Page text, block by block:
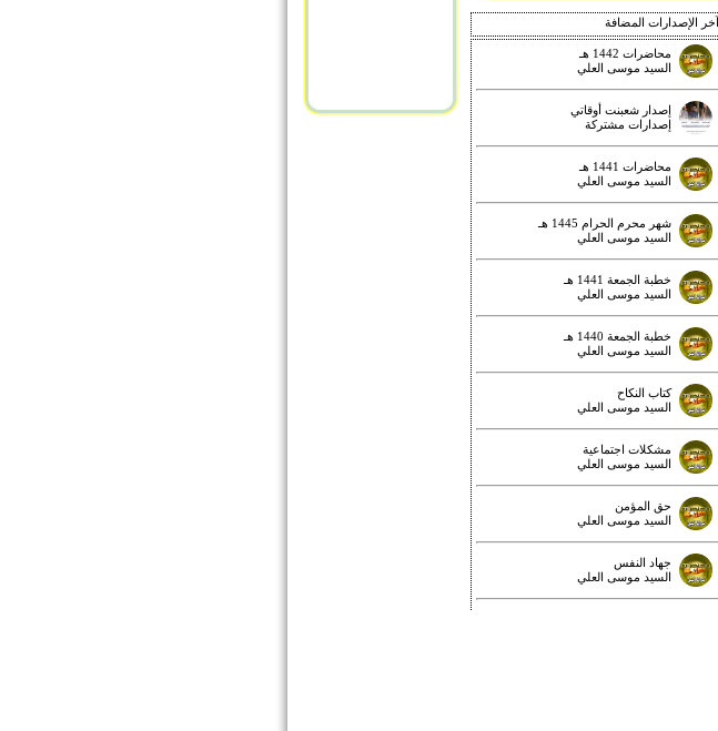
آخر الإصدارات المضافة
محاضرات 1442 هـ
السيد موسى العلي
إصدار شعبنت أوقاتي
إصدارات مشتركة
محاضرات 1441 هـ
السيد موسى العلي
شهر محرم الحرام 1445 هـ
السيد موسى العلي
خطبة الجمعة 1441 هـ
السيد موسى العلي
خطبة الجمعة 1440 هـ
السيد موسى العلي
كتاب النكاح
السيد موسى العلي
مشكلات اجتماعية
السيد موسى العلي
حق المؤمن
السيد موسى العلي
جهاد النفس
السيد موسى العلي